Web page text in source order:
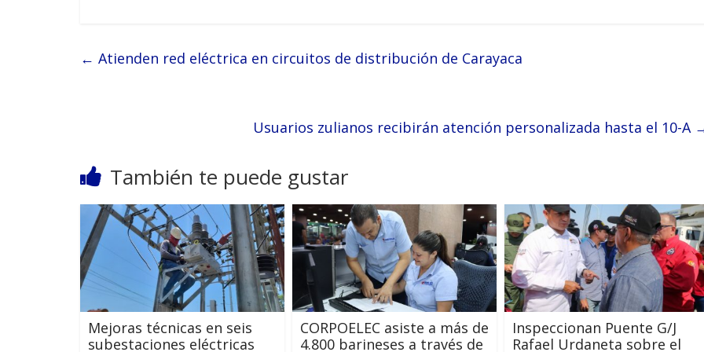
← Atienden red eléctrica en circuitos de distribución de Carayaca
Usuarios zulianos recibirán atención personalizada hasta el 10-A
También te puede gustar
Mejoras técnicas en seis
subestaciones eléctricas
CORPOELEC asiste a más de
4.800 barineses a través de
Inspeccionan Puente G/J
Rafael Urdaneta sobre el